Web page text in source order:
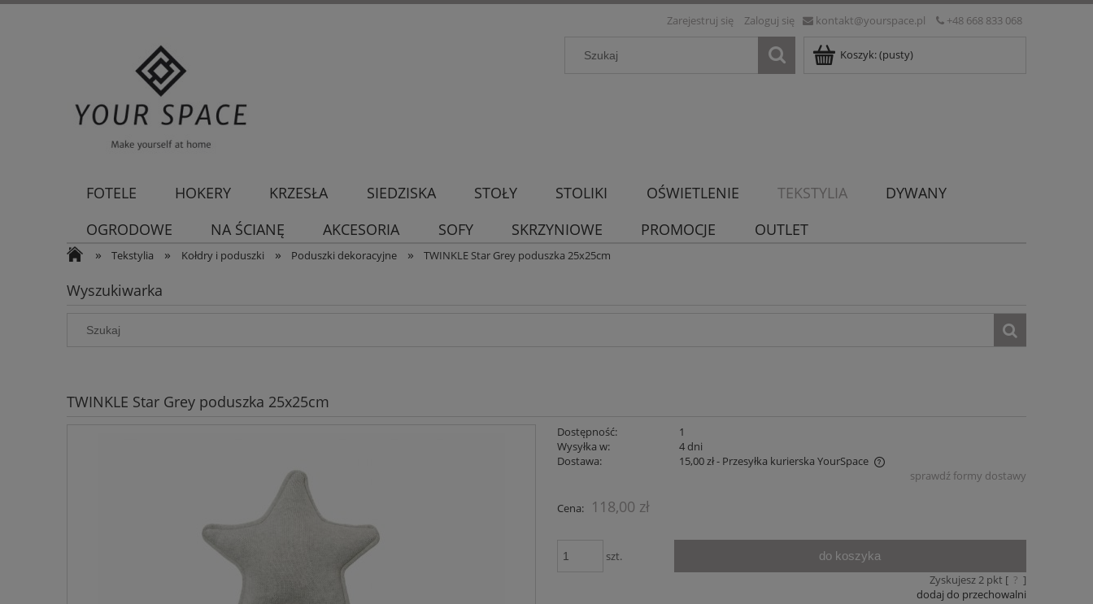
kontakt@yourspace.pl +48 668 833 068
Zarejestruj się Zaloguj się
Koszyk:(pusty)
FOTELE HOKERY KRZESŁA SIEDZISKA STOŁY STOLIKI OŚWIETLENIE TEKSTYLIA
DYWANY
OGRODOWE
NA ŚCIANĘ AKCESORIA SOFY SKRZYNIOWE PROMOCJE OUTLET
» Tekstylia » Kołdry i poduszki » Poduszki dekoracyjne » TWINKLE Star Grey poduszka 25x25cm
Wyszukiwarka
TWINKLE Star Grey poduszka 25x25cm
Dostępność:
1
Wysyłka w:
4 dni
Dostawa:
15,00 zł- Przesyłka kurierska YourSpace
sprawdź formy dostawy
Cena: 118,00 zł
szt. do koszyka
Zyskujesz2pkt [ ? ]
dodaj do przechowalni